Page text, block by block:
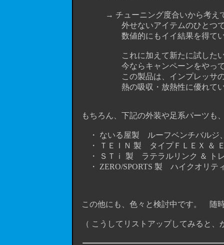
→ チューニング度合いから考えても
外せないアイテムのひとつです。
数値的にもイイ結果を得ている
これに加えて新たに試したいの
今ならキャンペーンをやっている
この製品は、インプレッサのよう
熱の吸収・放熱性に優れている
もちろん、下記の外装や足系パーツも
・ ないる屋製 ルーフベンチバルジ、
・ ＴＥＩＮ 製 タイプＦＬＥＸ ＆ Ｅ
・ ＳＴｉ 製 ラテラルリンク ＆ トレ
・ ZERO/SPORTS 製 ハイクオリテ
この他にも、色々と検討中です。 随
（ こうしてリストアップしてみると